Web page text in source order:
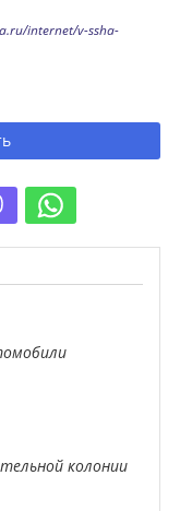
internet/v-ssha-
колонии